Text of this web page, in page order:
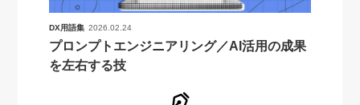
DX用語集 2026.02.24
プロンプトエンジニアリング／AI活用の成果
を左右する技